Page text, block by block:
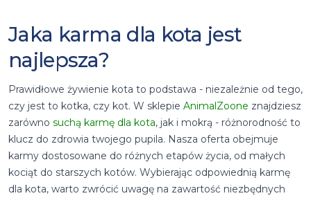
Jaka karma dla kota jest
najlepsza?
Prawidłowe żywienie kota to podstawa - niezależnie od tego,
czy jest to kotka, czy kot. W sklepie AnimalZoone znajdziesz
zarówno suchą karmę dla kota, jak i mokrą - różnorodność to
klucz do zdrowia twojego pupila. Nasza oferta obejmuje
karmy dostosowane do różnych etapów życia, od małych
kociąt do starszych kotów. Wybierając odpowiednią karmę
dla kota, warto zwrócić uwagę na zawartość niezbędnych